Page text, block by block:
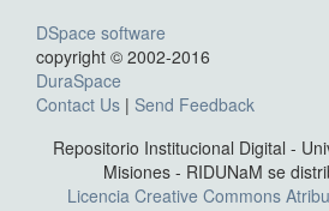
DSpace software
copyright © 2002-2016
DuraSpace
Contact Us | Send Feedback
Repositorio Institucional Digital -
Misiones - RIDUNaM se
Licencia Creative Commons